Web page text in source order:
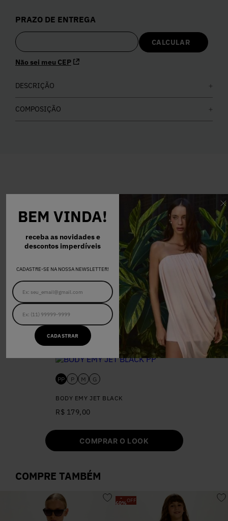
BEM VINDA!
receba as novidades e
descontos imperdíveis
CADASTRE-SE NA NOSSA NEWSLETTER!
CADASTRAR
PRAZO DE ENTREGA
Não sei meu CEP
DESCRIÇÃO
COMPOSIÇÃO
COMPRE O LOOK
34 36 38 40
CALÇA SANDY JEANS
R$ 998,00
34 36
JAQUETA SANDY JEANS
R$ 564,00
PP P M G
BODY EMY JET BLACK
R$ 179,00
COMPRAR O LOOK
COMPRE TAMBÉM
-
60%OFF